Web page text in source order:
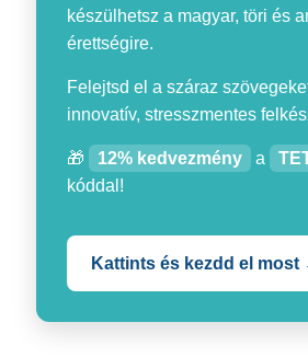
készülhetsz a magyar, töri és
érettségire.
Felejtsd el a száraz
innovatív, stresszmentes
🎁 12% kedvezmény a
kóddal!
Kattints és kezdd el most